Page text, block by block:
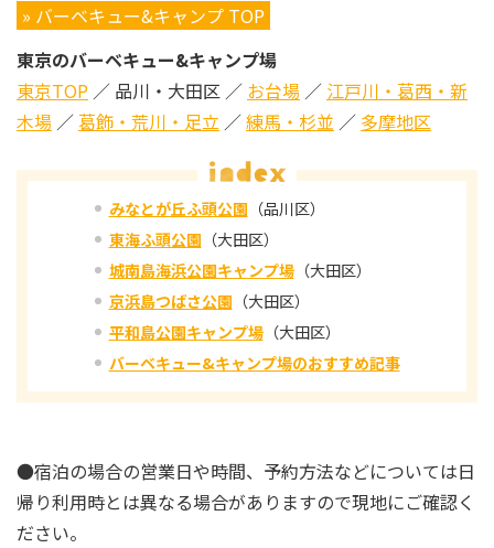
» バーベキュー&キャンプ TOP
東京のバーベキュー&キャンプ場
東京TOP ／ 品川・大田区 ／ お台場 ／ 江戸川・葛西・新
木場 ／葛飾・荒川・足立 ／練馬・杉並 ／ 多摩地区
みなとが丘ふ頭公園 （品川区）
東海ふ頭公園 （大田区）
城南島海浜公園キャンプ場（大田区）
京浜島つばさ公園 （大田区）
平和島公園キャンプ場（大田区）
バーベキュー&キャンプ場のおすすめ記事
●宿泊の場合の営業日や時間、予約方法などについては日
帰り利用時とは異なる場合がありますので現地にご確認く
ださい。